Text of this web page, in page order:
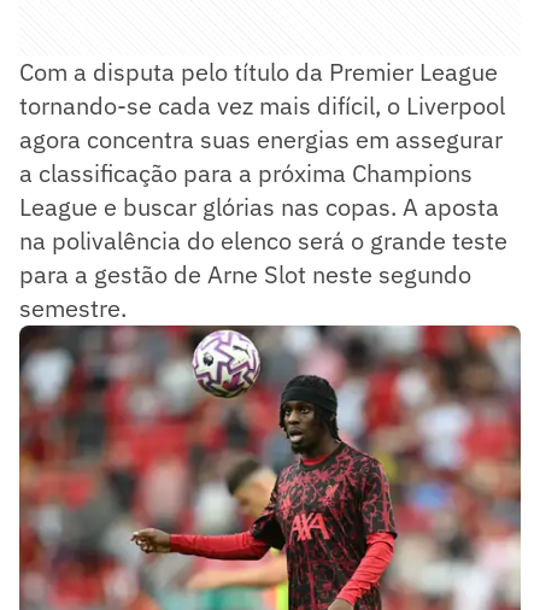
Com a disputa pelo título da Premier League
tornando-se cada vez mais difícil, o Liverpool
agora concentra suas energias em assegurar
a classificação para a próxima Champions
League e buscar glórias nas copas. A aposta
na polivalência do elenco será o grande teste
para a gestão de Arne Slot neste segundo
semestre.